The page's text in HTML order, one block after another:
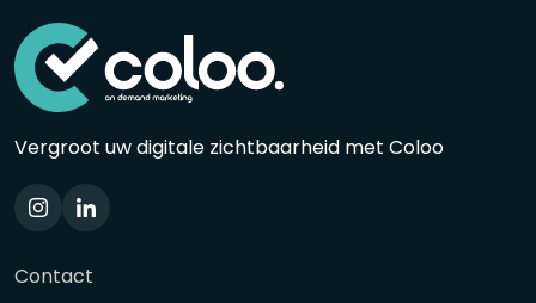
Vergroot uw digitale zichtbaarheid met Coloo
Contact